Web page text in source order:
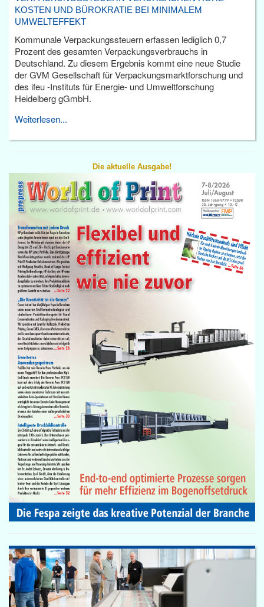
KOSTEN UND BÜROKRATIE BEI MINIMALEM
UMWELTEFFEKT
Kommunale Verpackungssteuern erfassen lediglich 0,7
Prozent des gesamten Verpackungsverbrauchs in
Deutschland. Zu diesem Ergebnis kommt eine neue Studie
der GVM Gesellschaft für Verpackungsmarktforschung und
des ifeu -Instituts für Energie- und Umweltforschung
Heidelberg gGmbH.
Weiterlesen...
Die aktuelle Ausgabe!